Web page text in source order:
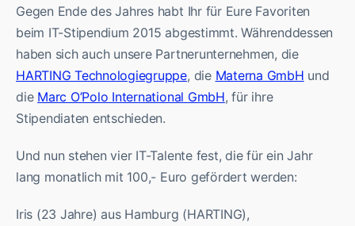
Gegen Ende des Jahres habt Ihr für Eure Favoriten
beim IT-Stipendium 2015 abgestimmt. Währenddessen
haben sich auch unsere Partnerunternehmen, die
HARTING Technologiegruppe, die Materna GmbH und
die Marc O’Polo International GmbH, für ihre
Stipendiaten entschieden.
Und nun stehen vier IT-Talente fest, die für ein Jahr
lang monatlich mit 100,- Euro gefördert werden:
Iris (23 Jahre) aus Hamburg (HARTING),